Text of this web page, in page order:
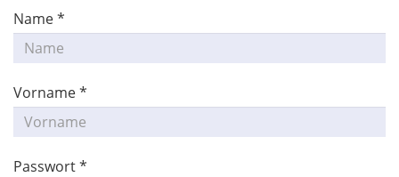
Name *
Vorname *
Passwort *